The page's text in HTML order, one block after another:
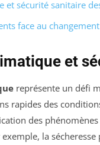
et sécurité sanitaire
face au
et
représente un défi
rapides des
des
la